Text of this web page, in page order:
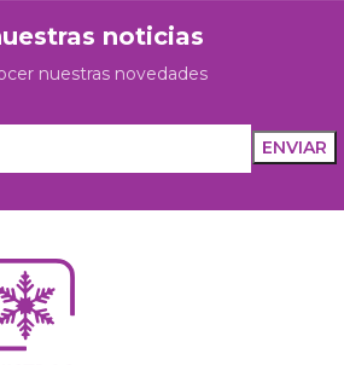
noticias
nuestras novedades